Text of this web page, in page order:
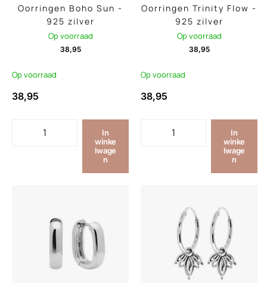
Oorringen Boho Sun -
925 zilver
Op voorraad
38,95
Op voorraad
38,95
In
winke
lwage
n
Oorringen Trinity Flow -
925 zilver
Op voorraad
38,95
Op voorraad
38,95
In
winke
lwage
n